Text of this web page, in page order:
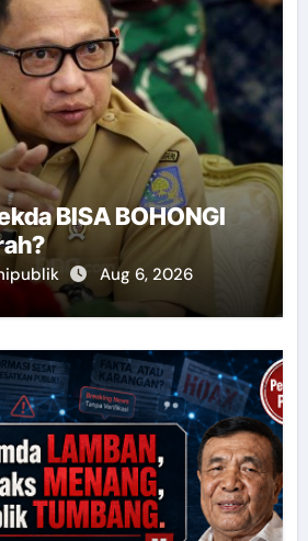
BISA BOHONGI
Aug 6, 2026